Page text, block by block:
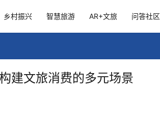
乡村振兴 智慧旅游 AR+文旅 问答社区
建文旅消费的多元场景